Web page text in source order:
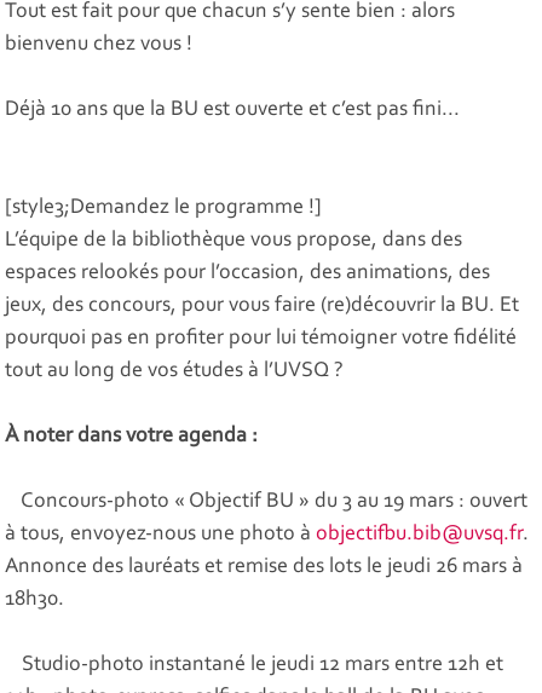
Tout est fait pour que chacun s’y sente bien : alors
bienvenu chez vous !
Déjà 10 ans que la BU est ouverte et c’est pas fini...
[style3;Demandez le programme !]
L’équipe de la bibliothèque vous propose, dans des
espaces relookés pour l’occasion, des animations, des
jeux, des concours, pour vous faire (re)découvrir la BU. Et
pourquoi pas en profiter pour lui témoigner votre fidélité
tout au long de vos études à l’UVSQ ?
À noter dans votre agenda :
Concours-photo « Objectif BU » du 3 au 19 mars : ouvert
à tous, envoyez-nous une photo àobjectifbu.bib@uvsq.fr.
Annonce des lauréats et remise des lots le jeudi 26 mars à
18h30.
Studio-photo instantané le jeudi 12 mars entre 12h et